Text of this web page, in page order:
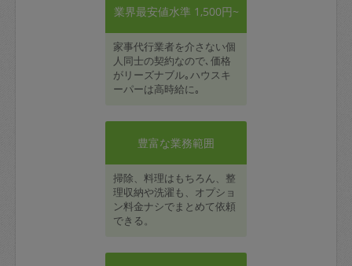
業界最安値水準 1,500円~
家事代行業者を介さない個
人同士の契約なので､価格
がリーズナブル｡ハウスキ
ーパーは高時給に｡
豊富な業務範囲
掃除、料理はもちろん、整
理収納や洗濯も、オプショ
ン料金ナシでまとめて依頼
できる。